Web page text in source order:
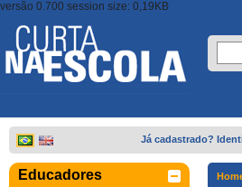
versão 0.700 session size: 0,19KB
Já cadastrado?
Educadores